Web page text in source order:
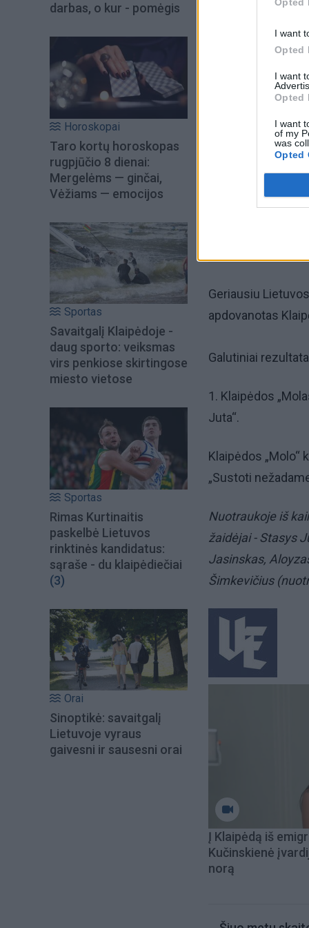
I want
Opted
I want
Opted
I want
of my
was
Opted
darbas, o kur - pomėgis
Horoskopai
Taro kortų horoskopas
rugpjūčio 8 dienai:
Mergelėms — ginčai,
Vėžiams — emocijos
Sportas
Savaitgalį Klaipėdoje -
daug sporto: veiksmas
virs penkiose skirtingose
miesto vietose
Sportas
Rimas Kurtinaitis
paskelbė Lietuvos
rinktinės kandidatus:
sąraše - du klaipėdiečiai
(3)
Orai
Sinoptikė: savaitgalį
Lietuvoje vyraus
gaivesni ir sausesni orai
Geriausiu
apdovanotas
Galutiniai
1. Klaipėdos
Juta“.
Klaipėdos „Molo“
„Sustoti
Nuotraukoje iš
žaidėjai - Stasys
Jasinskas,
Šimkevičius
Į Klaipėdą iš
Kučinskienė
norą